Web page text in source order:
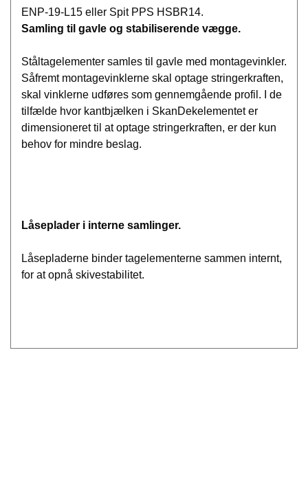
ENP-19-L15 eller Spit PPS HSBR14.
Samling til gavle og stabiliserende vægge.
Ståltagelementer samles til gavle med montagevinkler.
Såfremt montagevinklerne skal optage stringerkraften,
skal vinklerne udføres som gennemgående profil. I de
tilfælde hvor kantbjælken i SkanDekelementet er
dimensioneret til at optage stringerkraften, er der kun
behov for mindre beslag.
Låseplader i interne samlinger.
Låsepladerne binder tagelementerne sammen internt,
for at opnå skivestabilitet.